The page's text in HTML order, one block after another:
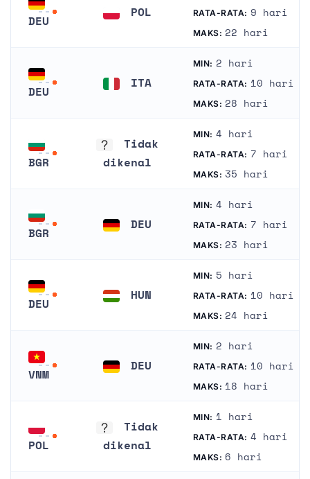
DEU
POL RATA-RATA: 9 hari
MAKS: 22 hari
DEU
ITA
MIN: 2 hari
RATA-RATA: 10 hari
MAKS: 28 hari
BGR
Tidak
dikenal
MIN: 4 hari
RATA-RATA: 7 hari
MAKS: 35 hari
BGR
DEU
MIN: 4 hari
RATA-RATA: 7 hari
MAKS: 23 hari
DEU
HUN
MIN: 5 hari
RATA-RATA: 10 hari
MAKS: 24 hari
VNM
DEU
MIN: 2 hari
RATA-RATA: 10 hari
MAKS: 18 hari
POL
Tidak
dikenal
MIN: 1 hari
RATA-RATA: 4 hari
MAKS: 6 hari